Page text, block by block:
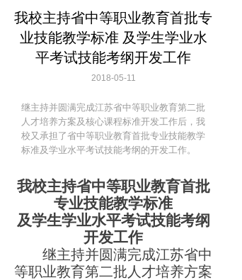
新闻资讯
通知公告
校园采风
党团建设
教学动态
教务管理
教研活动
我校主持省中等职业教育首批专
业技能教学标准 及学生学业水
平考试技能考纲开发工作
我校主持省中等职业教育首批
专业技能教学标准
及学生学业水平考试技能考纲
开发工作
继主持并圆满完成江苏省中
等职业教育第二批人才培养方案
2018-05-11
继主持并圆满完成江苏省中等职业教育第二批
人才培养方案及核心课程标准开发工作后，我
校又承担了省中等职业教育首批专业技能教学
标准及学业水平考试技能考纲的开发工作。